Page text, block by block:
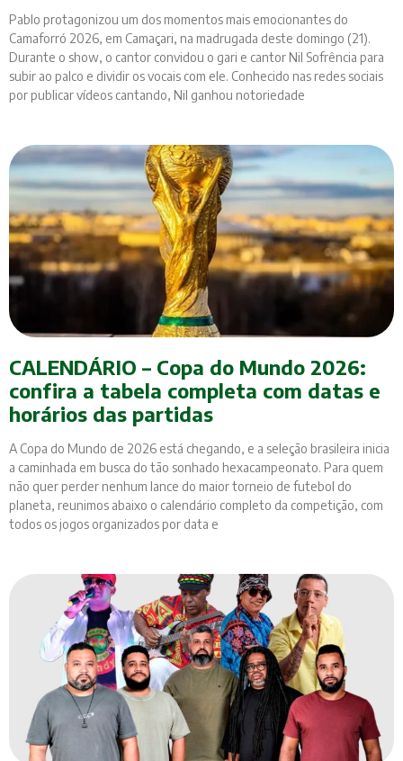
Pablo protagonizou um dos momentos mais emocionantes do
Camaforró 2026, em Camaçari, na madrugada deste domingo (21).
Durante o show, o cantor convidou o gari e cantor Nil Sofrência para
subir ao palco e dividir os vocais com ele. Conhecido nas redes sociais
por publicar vídeos cantando, Nil ganhou notoriedade
CALENDÁRIO – Copa do Mundo 2026:
confira a tabela completa com datas e
horários das partidas
A Copa do Mundo de 2026 está chegando, e a seleção brasileira inicia
a caminhada em busca do tão sonhado hexacampeonato. Para quem
não quer perder nenhum lance do maior torneio de futebol do
planeta, reunimos abaixo o calendário completo da competição, com
todos os jogos organizados por data e